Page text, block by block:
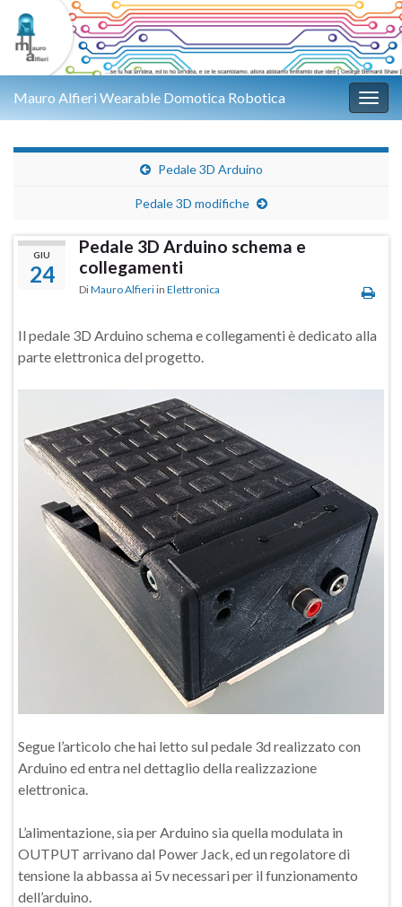
Mauro Alfieri Wearable Domotica Robotica
Pedale 3D Arduino
Pedale 3D modifiche
GIU
24
Pedale 3D Arduino schema e
collegamenti
DiMauro Alfieri in Elettronica
Il pedale 3D Arduino schema e collegamenti è dedicato alla
parte elettronica del progetto.
Segue l’articolo che hai letto sul pedale 3d realizzato con
Arduino ed entra nel dettaglio della realizzazione
elettronica.
L’alimentazione, sia per Arduino sia quella modulata in
OUTPUT arrivano dal Power Jack, ed un regolatore di
tensione la abbassa ai 5v necessari per il funzionamento
dell’arduino.